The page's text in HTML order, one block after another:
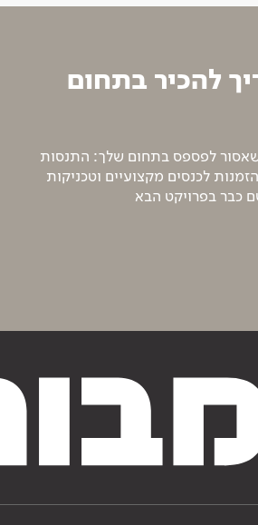
להכיר בתחום
שאסור לפספס בתחום שלך: התנסות
לכנסים מקצועיים וטכניקות
כבר בפרויקט הבא